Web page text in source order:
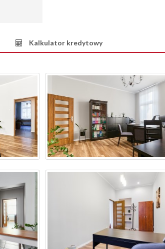
Kalkulator kredytowy